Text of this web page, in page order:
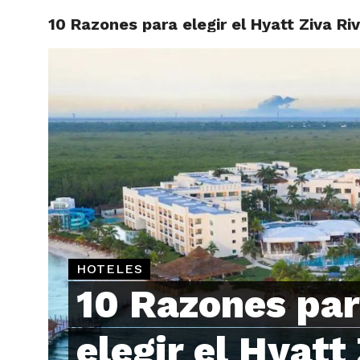
10 Razones para elegir el Hyatt Ziva
HOTELES
10 Razones